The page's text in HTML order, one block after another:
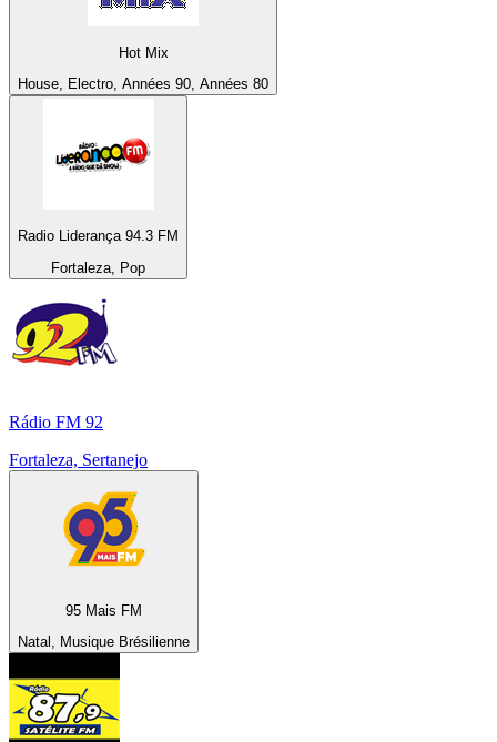
Hot Mix
House, Electro, Années 90, Années 80
Radio Liderança 94.3 FM
Fortaleza, Pop
Rádio FM 92
Fortaleza, Sertanejo
95 Mais FM
Natal, Musique Brésilienne